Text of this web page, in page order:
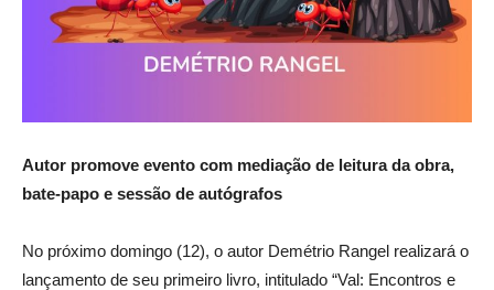
Autor promove evento com mediação de leitura da obra,
bate-papo e sessão de autógrafos
No próximo domingo (12), o autor Demétrio Rangel realizará o
lançamento de seu primeiro livro, intitulado “Val: Encontros e